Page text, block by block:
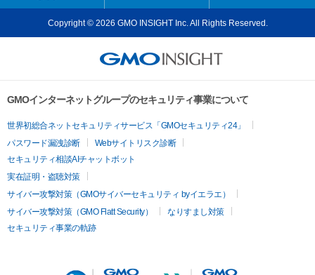
Copyright © 2026 GMO INSIGHT Inc. All Rights Reserved.
GMOインターネットグループのセキュリティ事業について
世界初総合ネットセキュリティサービス「GMOセキュリティ24」
パスワード漏洩診断
Webサイトリスク診断
セキュリティ相談AIチャットボット
実在証明・盗聴対策
サイバー攻撃対策（GMOサイバーセキュリティ byイエラエ）
サイバー攻撃対策（GMO Flatt Security）
なりすまし対策
セキュリティ事業の軌跡